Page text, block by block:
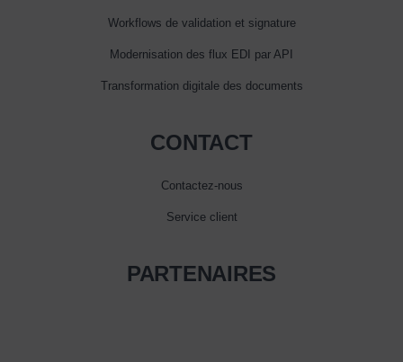
Workflows de validation et signature
Modernisation des flux EDI par API
Transformation digitale des documents
CONTACT
Contactez-nous
Service client
PARTENAIRES